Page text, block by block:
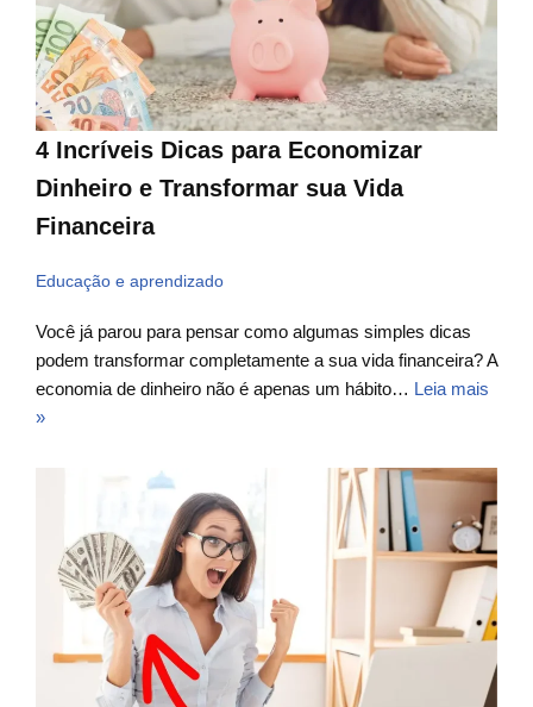
4 Incríveis Dicas para Economizar
Dinheiro e Transformar sua Vida
Financeira
Educação e aprendizado
Você já parou para pensar como algumas simples dicas
podem transformar completamente a sua vida financeira? A
economia de dinheiro não é apenas um hábito… Leia mais
»